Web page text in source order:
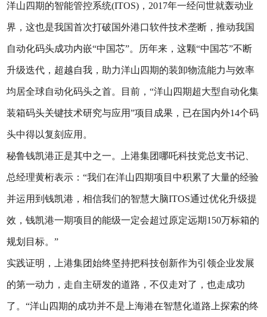
洋山四期的智能管控系统(ITOS)，2017年一经问世就轰动业
界，这也是我国首次打破国外港口软件技术垄断，推动我国
自动化码头成功内嵌“中国芯”。历年来，这颗“中国芯”不断
升级迭代，超越自我，助力洋山四期的装卸物流能力与效率
均居全球自动化码头之首。目前，“洋山四期超大型自动化集
装箱码头关键技术研究与应用”项目成果，已在国内外14个码
头中得以复刻应用。
秘鲁钱凯港正是其中之一。上港集团哪吒科技党总支书记、
总经理黄桁表示：“我们在洋山四期项目中积累了大量的经验
并运用到钱凯港，相信我们的智慧大脑ITOS通过优化升级提
效，钱凯港一期项目的能级一定会超过原定远期150万标箱的
规划目标。”
实践证明，上港集团始终坚持把科技创新作为引领企业发展
的第一动力，走自主研发的道路，不仅走对了，也走成功
了。“洋山四期的成功并不是上海港在智慧化道路上探索的终